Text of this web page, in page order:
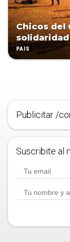
Chicos del
PAÍS
Publicitar /
Suscribite al